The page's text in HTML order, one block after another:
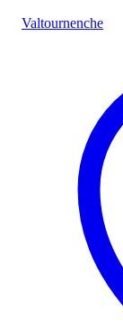
Valtournenche